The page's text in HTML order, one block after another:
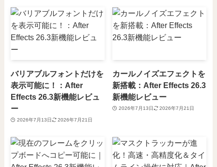
バリアブルフォントだけを
表示可能に！：After
Effects 26.3新機能レビュ
ー
2026年7月13日 2026年7月21日
カールノイズエフェクトを
新搭載：After Effects 26.3
新機能レビュー
2026年7月13日 2026年7月21日